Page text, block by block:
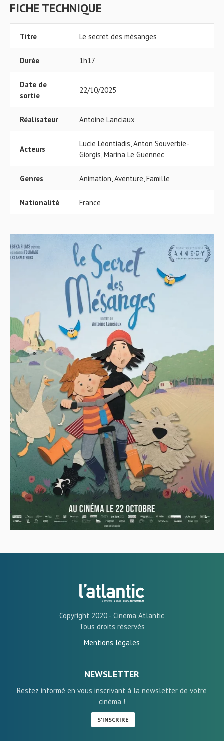
FICHE TECHNIQUE
Titre Le secret des mésanges
Durée 1h17
Date de
sortie
22/10/2025
Réalisateur Antoine Lanciaux
Acteurs
Lucie Léontiadis, Anton Souverbie-
Giorgis, Marina Le Guennec
Genres Animation, Aventure, Famille
Nationalité France
Copyright 2020 - Cinema Atlantic
Tous droits réservés
Mentions légales
NEWSLETTER
Restez informé en vous inscrivant à la newsletter de votre
cinéma !
S'INSCRIRE